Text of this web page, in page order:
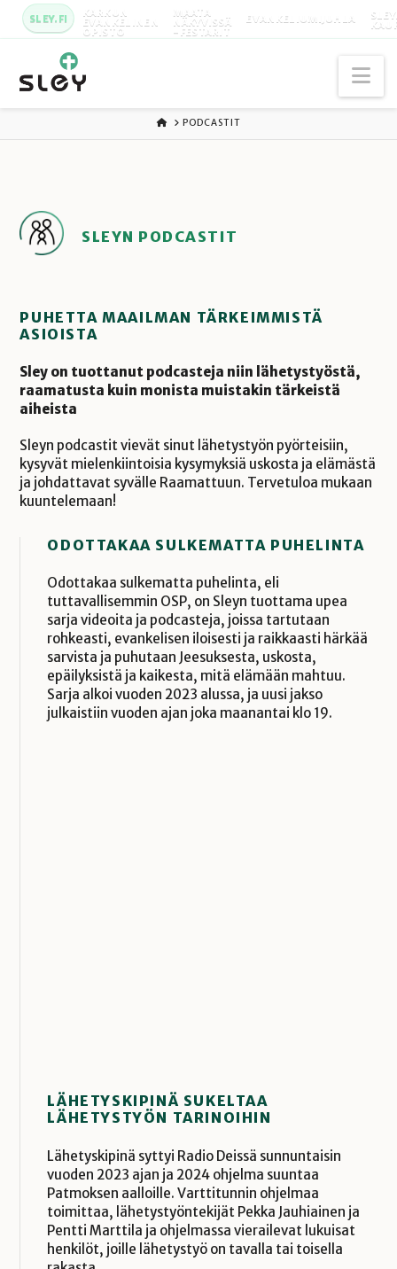
SLEY.FI KARKUN
EVANKELINEN
OPISTO
MAATA
NÄKYVISSÄ
-FESTARIT
EVANKELIUMIJUHLA
ETUSIVU
PODCASTIT
SLEYN PODCASTIT
PUHETTA MAAILMAN TÄRKEIMMISTÄ
ASIOISTA
Sley on tuottanut podcasteja niin lähetystyöstä,
raamatusta kuin monista muistakin tärkeistä
aiheista
Sleyn podcastit vievät sinut lähetystyön pyörteisiin,
kysyvät mielenkiintoisia kysymyksiä uskosta ja elämästä
ja johdattavat syvälle Raamattuun. Tervetuloa mukaan
kuuntelemaan!
ODOTTAKAA SULKEMATTA PUHELINTA
Odottakaa sulkematta puhelinta, eli
tuttavallisemmin OSP, on Sleyn tuottama upea
sarja videoita ja podcasteja, joissa tartutaan
rohkeasti, evankelisen iloisesti ja raikkaasti härkää
sarvista ja puhutaan Jeesuksesta, uskosta,
epäilyksistä ja kaikesta, mitä elämään mahtuu.
Sarja alkoi vuoden 2023 alussa, ja uusi jakso
julkaistiin vuoden ajan joka maanantai klo 19.
LÄHETYSKIPINÄ SUKELTAA
LÄHETYSTYÖN TARINOIHIN
Lähetyskipinä syttyi Radio Deissä sunnuntaisin
vuoden 2023 ajan ja 2024 ohjelma suuntaa
Patmoksen aalloille. Varttitunnin ohjelmaa
toimittaa, lähetystyöntekijät Pekka Jauhiainen ja
Pentti Marttila ja ohjelmassa vierailevat lukuisat
henkilöt, joille lähetystyö on tavalla tai toisella